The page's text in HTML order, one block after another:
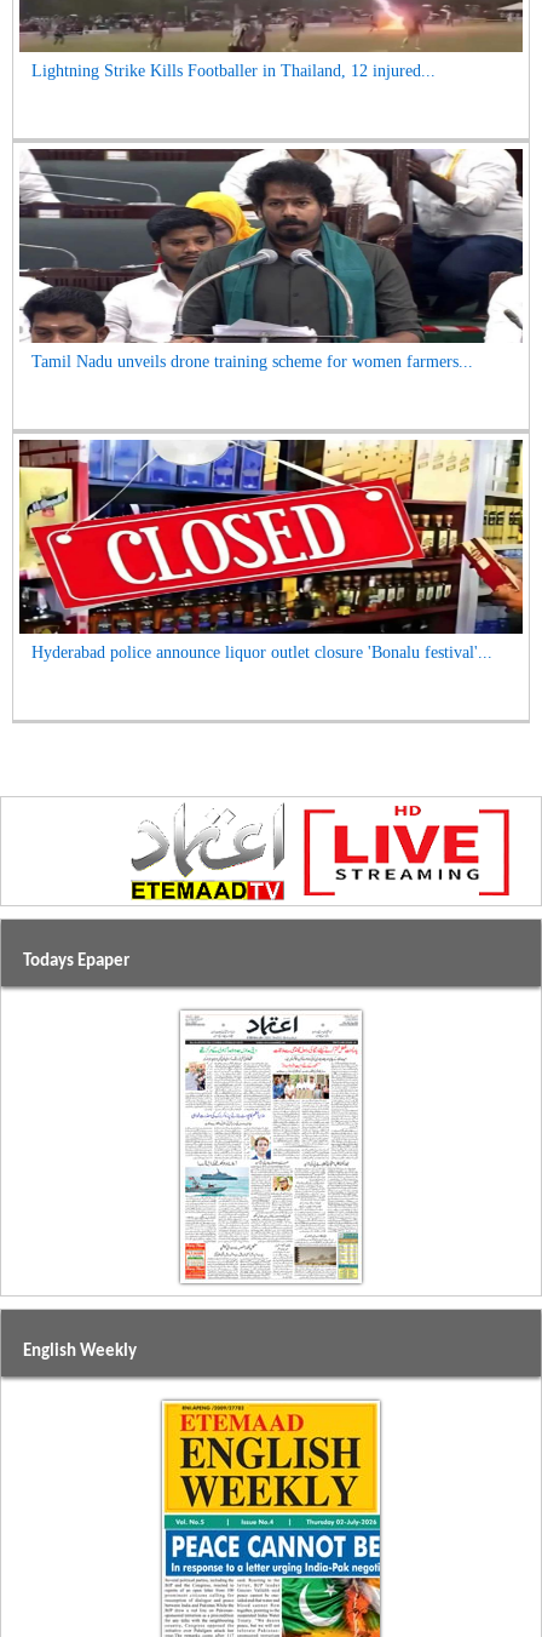
Lightning Strike Kills Footballer in Thailand, 12 injured...
Tamil Nadu unveils drone training scheme for women farmers...
Hyderabad police announce liquor outlet closure 'Bonalu festival'...
Todays Epaper
English Weekly